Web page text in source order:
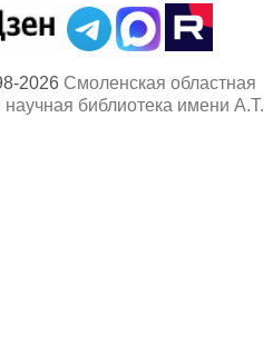
2026 Смоленская областная
библиотека имени А.Т.